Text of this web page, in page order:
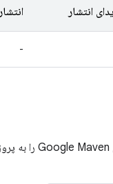
انتشار
-